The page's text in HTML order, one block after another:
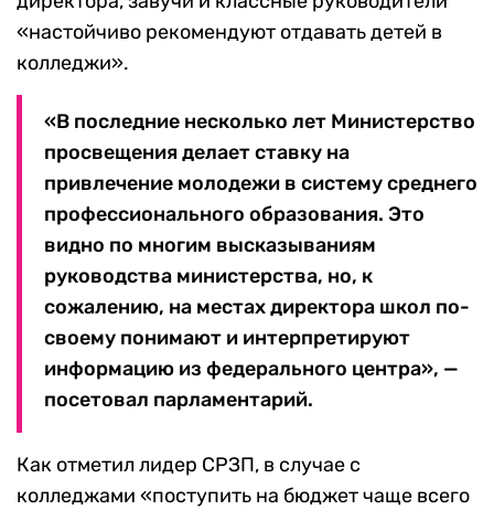
«настойчиво рекомендуют отдавать детей в
колледжи».
«В последние несколько лет Министерство
просвещения делает ставку на
привлечение молодежи в систему среднего
профессионального образования. Это
видно по многим высказываниям
руководства министерства, но, к
сожалению, на местах директора школ по-
своему понимают и интерпретируют
информацию из федерального центра», —
посетовал парламентарий.
Как отметил лидер СРЗП, в случае с
колледжами «поступить на бюджет чаще всего